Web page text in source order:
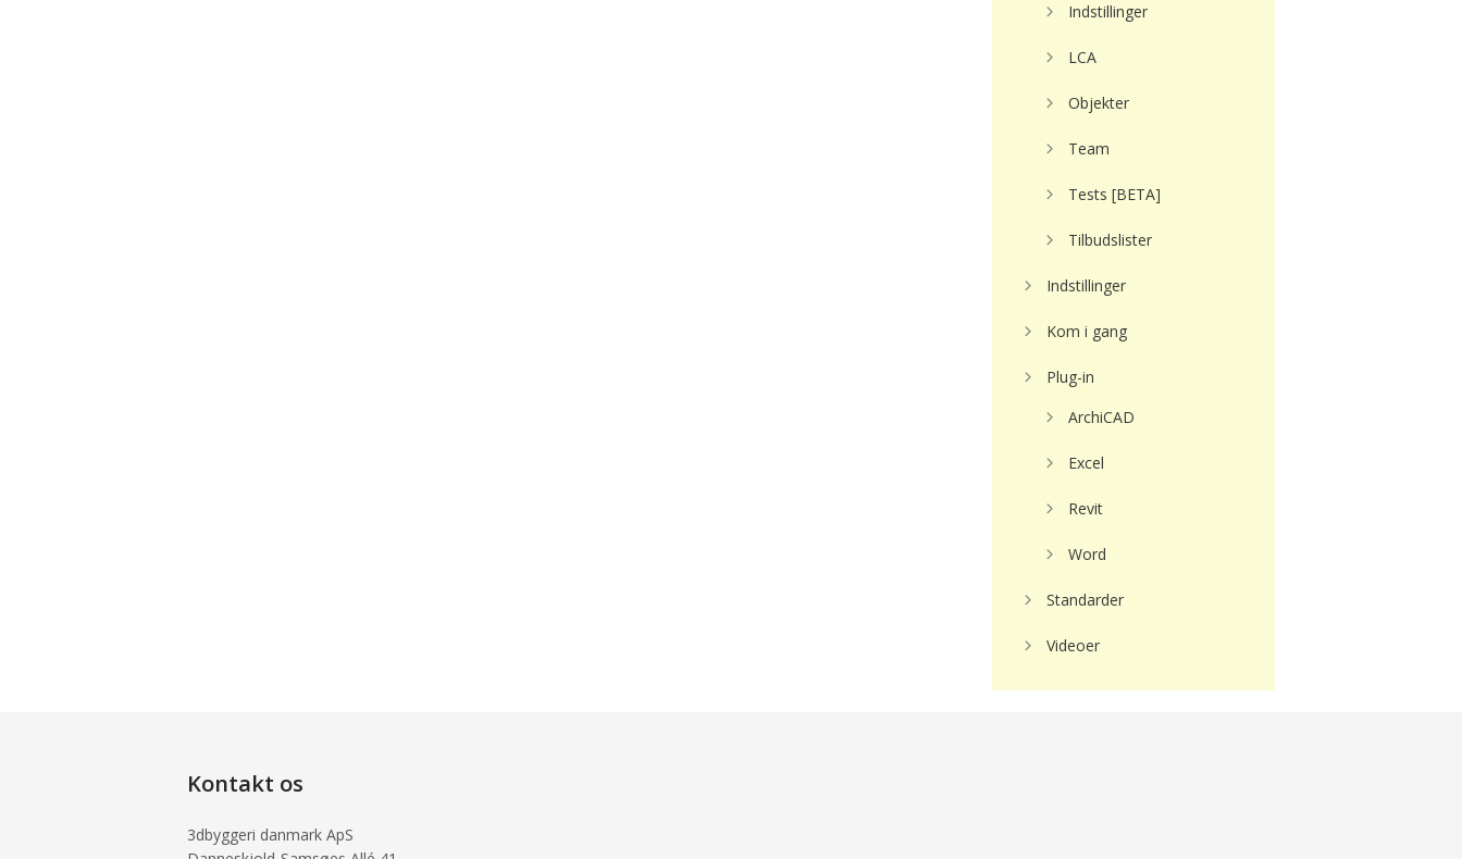
Indstillinger
LCA
Objekter
Team
Tests [BETA]
Tilbudslister
Indstillinger
Kom i gang
Plug-in
ArchiCAD
Excel
Revit
Word
Standarder
Videoer
Kontakt os
3dbyggeri danmark ApS